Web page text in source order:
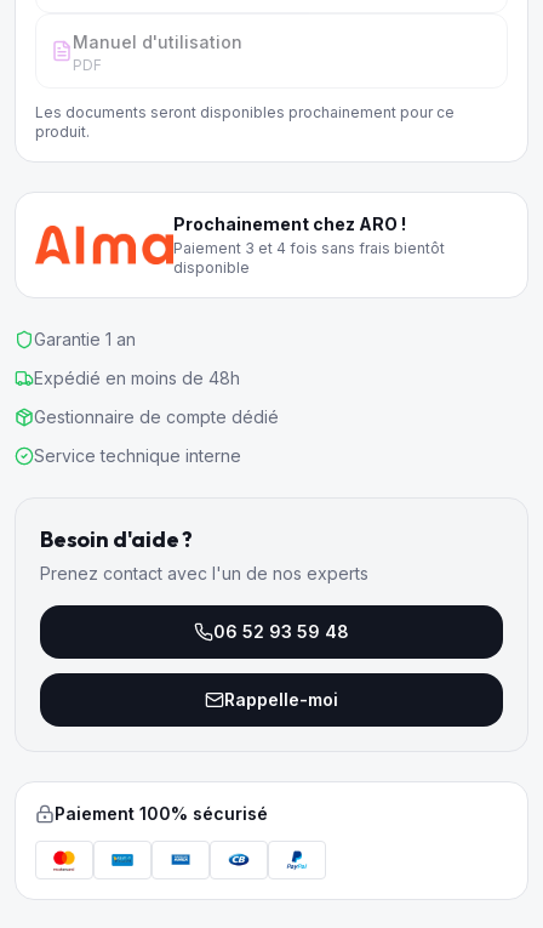
Manuel d'utilisation
PDF
Les documents seront disponibles prochainement pour ce
produit.
Prochainement chez ARO !
Paiement 3 et 4 fois sans frais bientôt
disponible
Garantie 1 an
Expédié en moins de 48h
Gestionnaire de compte dédié
Service technique interne
Besoin d'aide ?
Prenez contact avec l'un de nos experts
06 52 93 59 48
Rappelle-moi
Paiement 100% sécurisé